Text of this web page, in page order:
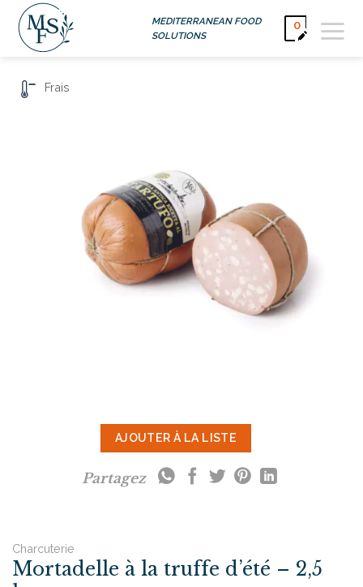
Passer
contenu
MEDITERRANEAN FOOD
SOLUTIONS
0
Frais
AJOUTER À LA LISTE
Partagez
Charcuterie
Mortadelle à la truffe d’été – 2,5